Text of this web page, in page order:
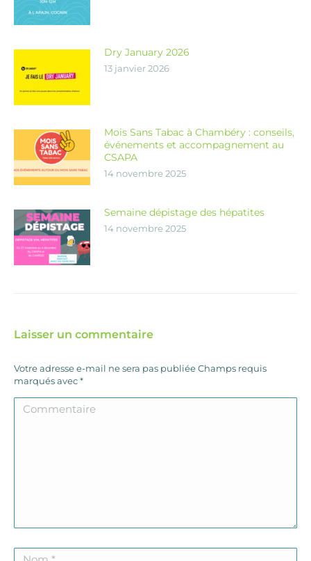
Dry January 2026
13 janvier 2026
Mois Sans Tabac à Chambéry : conseils,
événements et accompagnement au
CSAPA
14 novembre 2025
Semaine dépistage des hépatites
14 novembre 2025
Laisser un commentaire
Votre adresse e-mail ne sera pas publiée Champs requis
marqués avec*
Commentaire
Nom *